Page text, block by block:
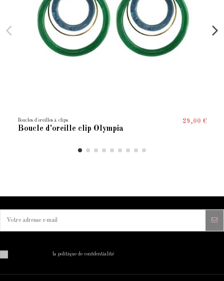
Boucles d'oreilles à clips
Boucle d'oreille clip Olympia
29,00 €
la politique de confidentialité